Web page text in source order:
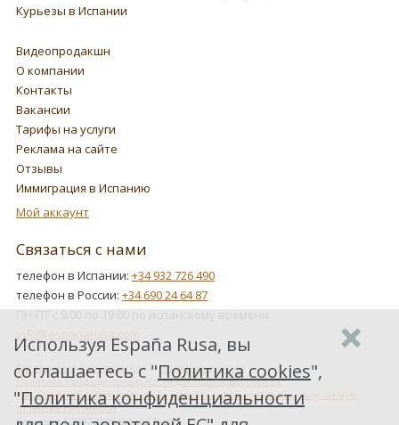
Курьезы в Испании
Видеопродакшн
О компании
Контакты
Вакансии
Тарифы на услуги
Реклама на сайте
Отзывы
Иммиграция в Испанию
Мой аккаунт
Связаться с нами
телефон в Испании: +34 932 726 490
телефон в России: +34 690 24 64 87
info@espanarusa.com
Соглашение пользователя
Политика cookies
Политика конфиденциальности для пользователей ЕС
Как Google обрабатывает информацию о пользователях, получаемую
от наших партнеров
Copyright ©2007-2026 Espana Rusa
Используя España Rusa, вы
соглашаетесь с "Политика cookies",
"Политика конфиденциальности